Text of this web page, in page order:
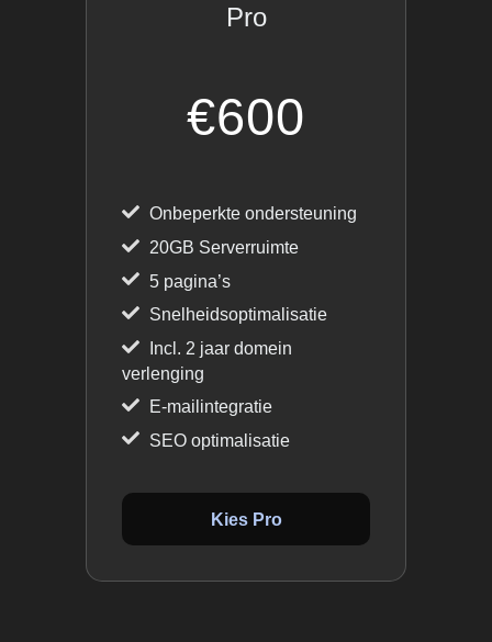
Pro
€600
Onbeperkte ondersteuning
20GB Serverruimte
5 pagina’s
Snelheidsoptimalisatie
Incl. 2 jaar domein
verlenging
E-mailintegratie
SEO optimalisatie
Kies Pro